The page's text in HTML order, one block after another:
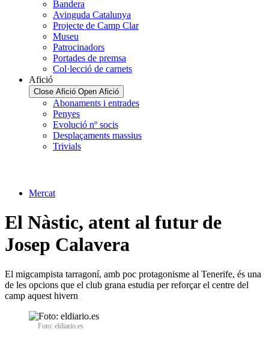
Bandera
Avinguda Catalunya
Projecte de Camp Clar
Museu
Patrocinadors
Portades de premsa
Col·lecció de carnets
Afició
Close Afició Open Afició
Abonaments i entrades
Penyes
Evolució nº socis
Desplaçaments massius
Trivials
Mercat
El Nàstic, atent al futur de
Josep Calavera
El migcampista tarragoní, amb poc protagonisme al Tenerife, és una
de les opcions que el club grana estudia per reforçar el centre del
camp aquest hivern
Foto: eldiario.es